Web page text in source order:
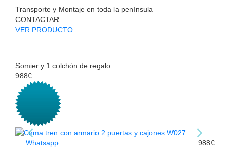
Transporte y Montaje en toda la península
CONTACTAR
VER PRODUCTO
Somier y 1 colchón de regalo
988€
Whatsapp
988€